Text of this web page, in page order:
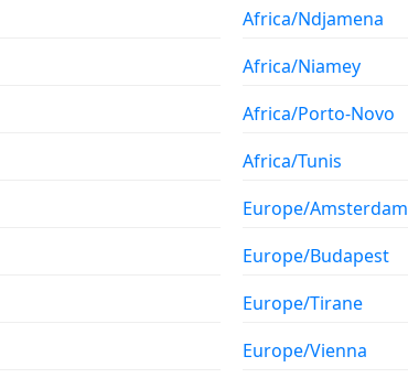
Africa/Ndjamena
Africa/Niamey
Africa/Porto-Novo
Africa/Tunis
Europe/Amsterdam
Europe/Budapest
Europe/Tirane
Europe/Vienna